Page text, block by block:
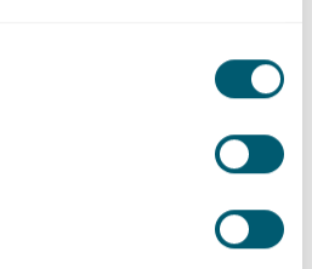
van een wet in formele zin te
omstandigheden onder
niet altijd makkelijk beantwoorden.
geschiedenis